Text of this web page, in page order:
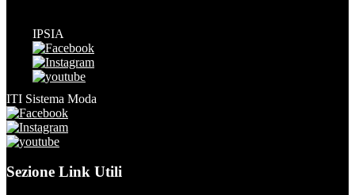
IPSIA
ITI Sistema Moda
Sezione Link Utili